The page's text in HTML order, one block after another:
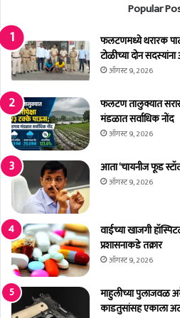
वि
का
स
सं
घ
ट
ने
चे
य
श
वा
र
;
ति
घां
व
र
गु
न्हा
Popular
फलटणमध्ये थरारक
टोळीच्या दोन
ऑगस्ट 9, 2026
फलटण तालुक्यात
मंडळात सर्वाधिक नोंद
ऑगस्ट 9, 2026
आता ‘चायनीज फूड
ऑगस्ट 9, 2026
वाईच्या खाजगी
प्रशासनाकडे तक्रार
ऑगस्ट 9, 2026
माहुलीच्या पुलाजवळ
काडतुसांसह एकाला